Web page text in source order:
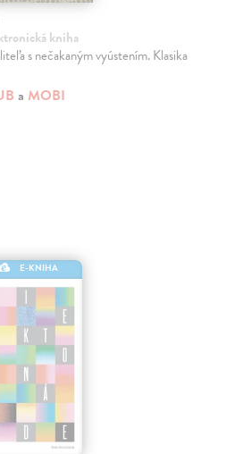
kniha
s nečakaným vyústením. Klasika
a MOBI
E-KNIHA